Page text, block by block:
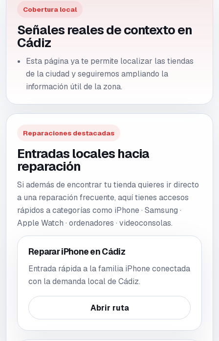
Cobertura local
Señales reales de contexto en
Cádiz
Esta página ya te permite localizar las tiendas
de la ciudad y seguiremos ampliando la
información útil de la zona.
Reparaciones destacadas
Entradas locales hacia
reparación
Si además de encontrar tu tienda quieres ir directo
a una reparación frecuente, aquí tienes accesos
rápidos a categorías como iPhone · Samsung ·
Apple Watch · ordenadores · videoconsolas.
Reparar iPhone en Cádiz
Entrada rápida a la familia iPhone conectada
con la demanda local de Cádiz.
Abrir ruta